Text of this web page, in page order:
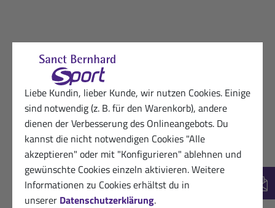
Liebe Kundin, lieber Kunde, wir nutzen Cookies. Einige
sind notwendig (z. B. für den Warenkorb), andere
dienen der Verbesserung des Onlineangebots. Du
kannst die nicht notwendigen Cookies "Alle
akzeptieren" oder mit "Konfigurieren" ablehnen und
gewünschte Cookies einzeln aktivieren. Weitere
Informationen zu Cookies erhältst du in
unserer Datenschutzerklärung.